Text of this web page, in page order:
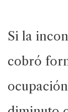
Si la
cobró